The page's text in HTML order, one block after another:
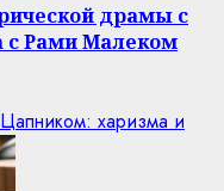
драмы с
с Рами Малеком
харизма и